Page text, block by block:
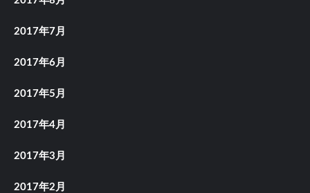
2017年7月
2017年6月
2017年5月
2017年4月
2017年3月
2017年2月